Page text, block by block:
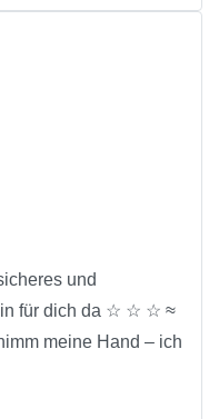
und
für dich da ☆ ☆ ☆ ≈
meine Hand – ich